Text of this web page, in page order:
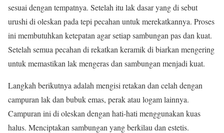
sesuai dengan tempatnya. Setelah itu lak dasar yang di sebut
urushi di oleskan pada tepi pecahan untuk merekatkannya. Proses
ini membutuhkan ketepatan agar setiap sambungan pas dan kuat.
Setelah semua pecahan di rekatkan keramik di biarkan mengering
untuk memastikan lak mengeras dan sambungan menjadi kuat.
Langkah berikutnya adalah mengisi retakan dan celah dengan
campuran lak dan bubuk emas, perak atau logam lainnya.
Campuran ini di oleskan dengan hati-hati menggunakan kuas
halus. Menciptakan sambungan yang berkilau dan estetis.